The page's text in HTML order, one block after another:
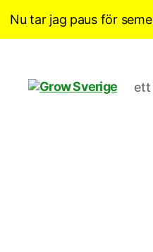
Nu tar jag paus för
ett